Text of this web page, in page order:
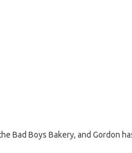
Bad Boys Bakery, and Gordon